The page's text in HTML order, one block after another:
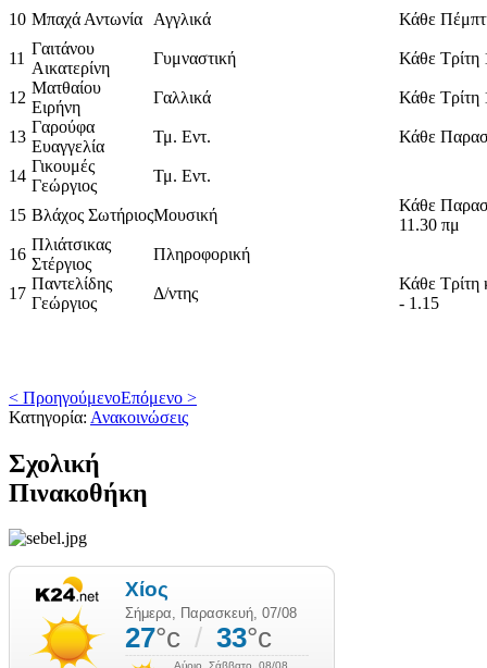
10 Μπαχά Αντωνία Αγγλικά Κάθε
11
Γαιτάνου
Αικατερίνη
Γυμναστική Κάθε Τρίτη
12
Ματθαίου
Ειρήνη
Γαλλικά Κάθε Τρίτη
13
Γαρούφα
Ευαγγελία
Τμ. Εντ. Κάθε
14
Γικουμές
Γεώργιος
Τμ. Εντ.
15 Βλάχος ΣωτήριοςΜουσική
Κάθε
11.30 πμ
16
Πλιάτσικας
Στέργιος
Πληροφορική
17
Παντελίδης
Γεώργιος
Δ/ντης
Κάθε Τρίτη
- 1.15
< ΠροηγούμενοΕπόμενο >
Κατηγορία: Ανακοινώσεις
Σχολική
Πινακοθήκη